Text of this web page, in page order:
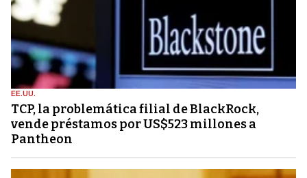
EE.UU.
TCP, la problemática filial de BlackRock,
vende préstamos por US$523 millones a
Pantheon